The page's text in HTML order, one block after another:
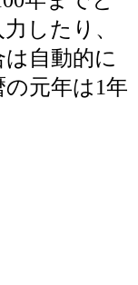
したり、
自動的に
元年は1年